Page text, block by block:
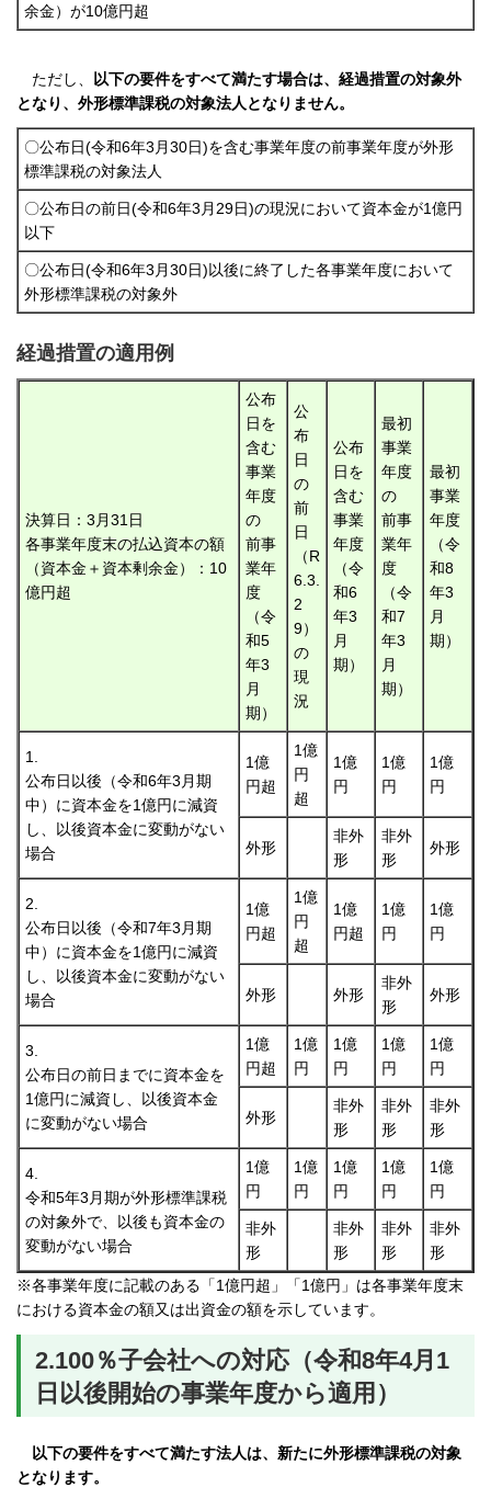
余金）が10億円超
ただし、
以下の要件をすべて満たす場合は、経過措置の対象外
となり、外形標準課税の対象法人となりません。
〇公布日(令和6年3月30日)を含む事業年度の前事業年度が外形
標準課税の対象法人
〇公布日の前日(令和6年3月29日)の現況において資本金が1億円
以下
〇公布日(令和6年3月30日)以後に終了した各事業年度において
外形標準課税の対象外
経過措置の適用例
決算日：3月31日
各事業年度末の払込資本の額
（資本金＋資本剰余金）：10
億円超
公布
日を
含む
事業
年度
の
前事
業年
度
（令
和5
年3
月
期）
公
布
日
の
前
日
（R
6.3.
2
9）
の
現
況
公布
日を
含む
事業
年度
（令
和6
年3
月
期）
最初
事業
年度
の
前事
業年
度
（令
和7
年3
月
期）
最初
事業
年度
（令
和8
年3
月
期）
1.
公布日以後（令和6年3月期
中）に資本金を1億円に減資
し、以後資本金に変動がない
場合
1億
円超
1億
円
超
1億
円
1億
円
1億
円
外形
非外
形
非外
形
外形
2.
公布日以後（令和7年3月期
中）に資本金を1億円に減資
し、以後資本金に変動がない
場合
1億
円超
1億
円
超
1億
円超
1億
円
1億
円
外形 外形
非外
形
外形
3.
公布日の前日までに資本金を
1億円に減資し、以後資本金
に変動がない場合
1億
円超
1億
円
1億
円
1億
円
1億
円
外形
非外
形
非外
形
非外
形
4.
令和5年3月期が外形標準課税
の対象外で、以後も資本金の
変動がない場合
1億
円
1億
円
1億
円
1億
円
1億
円
非外
形
非外
形
非外
形
非外
形
※各事業年度に記載のある「1億円超」「1億円」は各事業年度末
における資本金の額又は出資金の額を示しています。
2.100％子会社への対応（令和8年4月1
日以後開始の事業年度から適用）
以下の要件をすべて満たす法人は、新たに外形標準課税の対象
となります。